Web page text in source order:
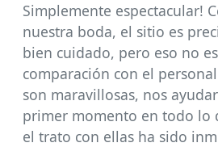
Simplemente espectacular!
nuestra boda, el sitio es
bien cuidado, pero eso no
comparación con el
son maravillosas, nos
primer momento en todo lo
el trato con ellas ha sido